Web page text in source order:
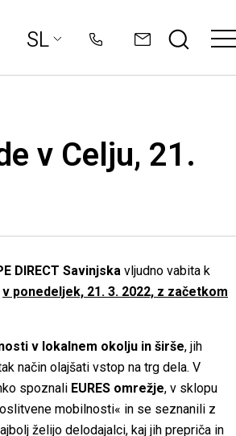
SL
v Celju, 21.
DIRECT Savinjska vljudno vabita k
v ponedeljek, 21. 3. 2022, z začetkom
v lokalnem okolju in širše, jih
način olajšati vstop na trg dela. V
spoznali EURES omrežje, v sklopu
mobilnosti« in se seznanili z
želijo delodajalci, kaj jih prepriča in